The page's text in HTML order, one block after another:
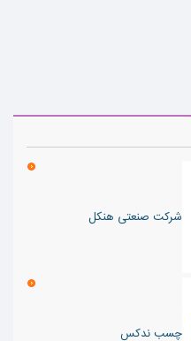
شرکت صنعتی هنکل
چسب ندکس